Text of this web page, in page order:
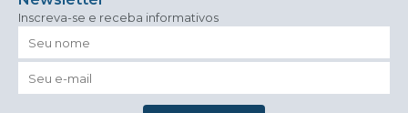
Inscreva-se e receba informativos